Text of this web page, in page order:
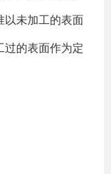
以未加工的表面
过的表面作为定